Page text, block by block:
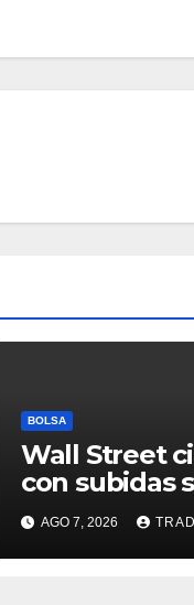
BOLSA
Wall Street
con subidas
semana más
desde abril
AGO 7, 2026